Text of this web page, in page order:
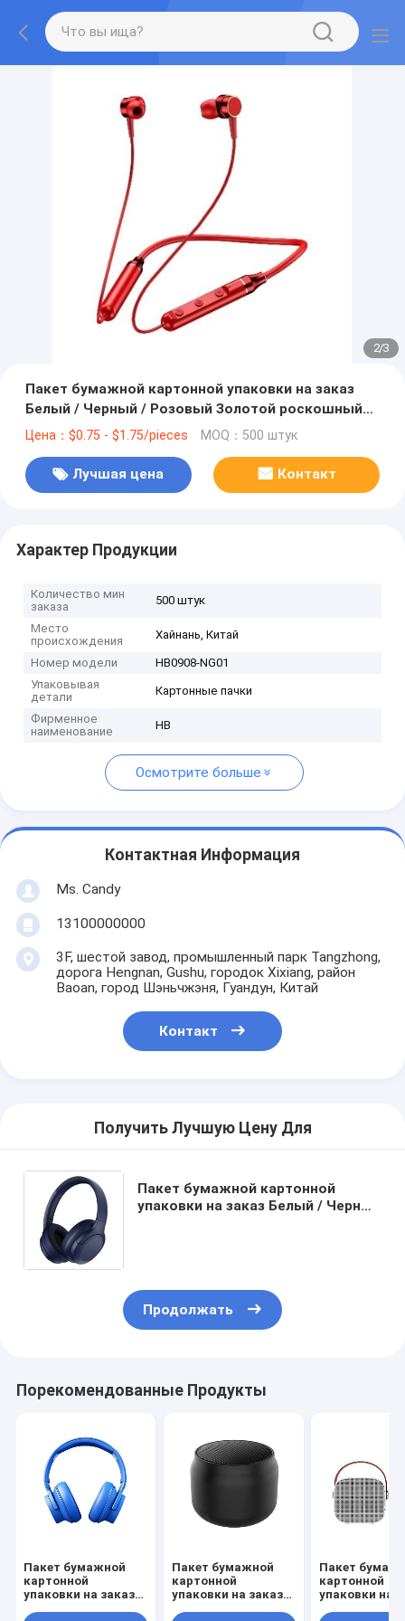
2/3
Пакет бумажной картонной упаковки на заказ
Белый / Черный / Розовый Золотой роскошный
магнитный подарочный ящик с застежкой
Цена：$0.75 - $1.75/pieces MOQ：500 штук
Лучшая цена Контакт
Характер Продукции
Количество мин
заказа
500 штук
Место
происхождения
Хайнань, Китай
Номер модели
HB0908-NG01
Упаковывая
детали
Картонные пачки
Фирменное
наименование
HB
Осмотрите больше
Контактная Информация
Ms. Candy
13100000000
3F, шестой завод, промышленный парк Tangzhong,
дорога Hengnan, Gushu, городок Xixiang, район
Baoan, город Шэньчжэня, Гуандун, Китай
Контакт
Получить Лучшую Цену Для
Пакет бумажной картонной
упаковки на заказ Белый / Черный
Продолжать
Порекомендованные Продукты
Пакет бумажной
картонной
упаковки на заказ
Пакет бумажной
картонной
упаковки на заказ
Пакет
картонной
упаковки на